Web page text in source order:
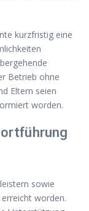
kurzfristig eine
Betrieb ohne
Eltern seien
worden.
sowie
worden.